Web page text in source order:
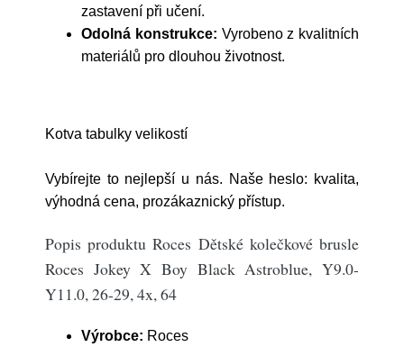
zastavení při učení.
Odolná konstrukce: Vyrobeno z kvalitních
materiálů pro dlouhou životnost.
Kotva tabulky velikostí
Vybírejte to nejlepší u nás. Naše heslo: kvalita,
výhodná cena, prozákaznický přístup.
Popis produktu Roces Dětské kolečkové brusle
Roces Jokey X Boy Black Astroblue, Y9.0-
Y11.0, 26-29, 4x, 64
Výrobce: Roces